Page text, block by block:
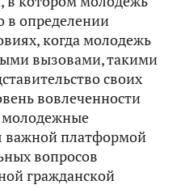
в определении
когда молодежь
вызовами, такими
своих
вовлеченности
молодежные
важной платформой
вопросов
гражданской